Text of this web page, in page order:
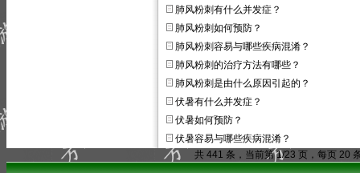
肺风粉刺有什么并发症？
肺风粉刺如何预防？
肺风粉刺容易与哪些疾病混淆？
肺风粉刺的治疗方法有哪些？
肺风粉刺是由什么原因引起的？
伏暑有什么并发症？
伏暑如何预防？
伏暑容易与哪些疾病混淆？
共 441 条，当前第 1/23 页，每页 20